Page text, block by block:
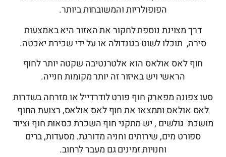
הפופולריות והמשובחות ביותר.
דרך מצוינת נוספת לחקור את האזור היא באמצעות
סירה, תוכלו לשוט בגונדולה או על ידי שכירת יאכטה.
חוף לאס אולאס הוא אלטרנטיבה שקטה יותר לחוף
הראשי ויש באיזור זה יותר מקומות חנייה.
סעו צפונה מפארק חוף פורט לודרדייל או מזרחה בשדרות
לאס אולאס ותמצאו את חוף לאס אולאס, רצועת החוף
מושכת גולשים , יש מתקני חוף השכרת כסאות חוף וציוד
ספורט מים, שירותים וחניה מדורגת. מסעדות, ברים
וחנויות זמינים גם מעבר לרחוב.